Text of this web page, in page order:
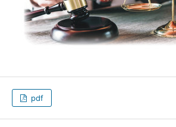
pdf